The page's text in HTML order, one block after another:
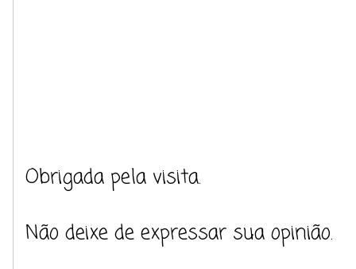
Obrigada pela visita.
Não deixe de expressar sua opinião.